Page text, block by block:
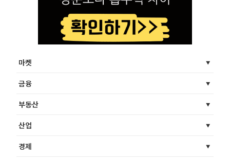
마켓
금융
부동산
산업
경제